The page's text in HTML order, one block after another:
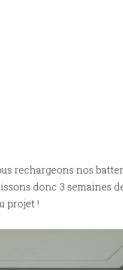
rechargeons nos
donc 3 semaines
projet !